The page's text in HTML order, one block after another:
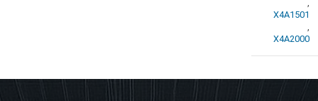
X4A1501
X4A2000